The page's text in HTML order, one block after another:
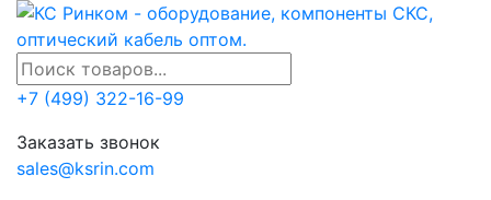
+7 (499) 322-16-99
Заказать звонок
sales@ksrin.com